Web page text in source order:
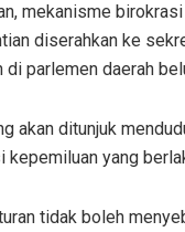
mekanisme
diserahkan ke
parlemen daerah
akan ditunjuk
kepemiluan yang
tidak boleh